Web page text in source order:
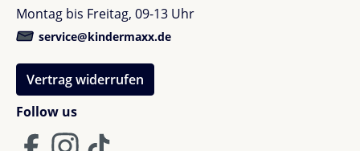
Bugaboo bietet eine kostenlose
Garantieverlängerung an. Erhalte zwei zusätzliche
diese Zusatzgarantie zu aktivieren,
Bugaboo-Produkt einfach HIER online
3 Monate nach dem Kaufdatum.
Follow us
Montag bis Freitag, 09-13 Uhr
service@kindermaxx.de
Vertrag widerrufen